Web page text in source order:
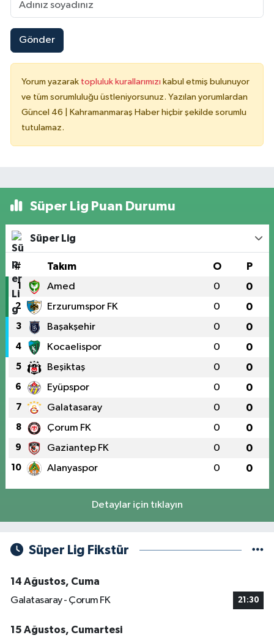
Gönder
Yorum yazarak topluluk kurallarımızı kabul etmiş bulunuyor
ve tüm sorumluluğu üstleniyorsunuz. Yazılan yorumlardan
Güncel 46 | Kahramanmaraş Haber hiçbir şekilde sorumlu
tutulamaz.
Süper Lig Puan Durumu
Süper Lig
# Takım O P
1 Amed 0 0
2 Erzurumspor FK 0 0
3 Başakşehir 0 0
4 Kocaelispor 0 0
5 Beşiktaş 0 0
6 Eyüpspor 0 0
7 Galatasaray 0 0
8 Çorum FK 0 0
9 Gaziantep FK 0 0
10 Alanyaspor 0 0
Detaylar için tıklayın
Süper Lig Fikstür
14 Ağustos, Cuma
Galatasaray - Çorum FK
21:30
15 Ağustos, Cumartesi